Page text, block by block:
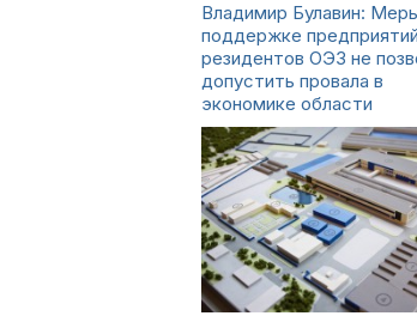
Владимир Булавин:
поддержке
резидентов ОЭЗ не
допустить провала в
экономике области